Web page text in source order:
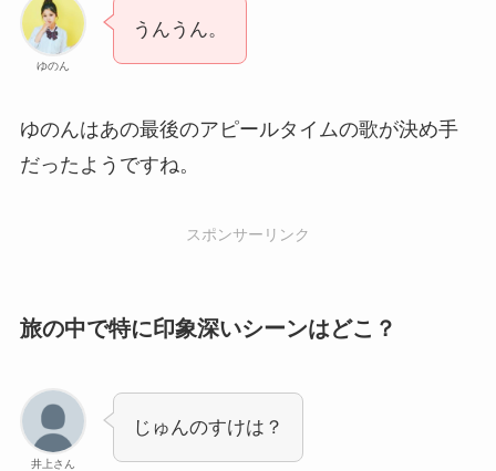
ゆのん
うんうん。
ゆのんはあの最後のアピールタイムの歌が決め手
だったようですね。
スポンサーリンク
旅の中で特に印象深いシーンはどこ？
井上さん
じゅんのすけは？